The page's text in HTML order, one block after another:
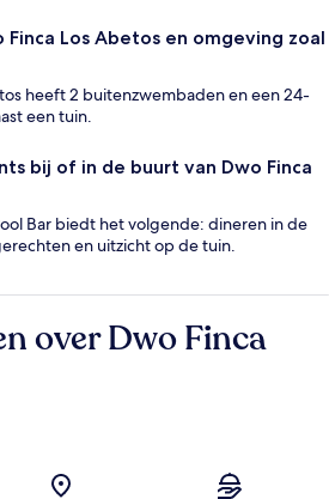
Finca Los Abetos en omgeving zoal
heeft 2 buitenzwembaden en een 24-
een tuin.
bij of in de buurt van Dwo Finca
Bar biedt het volgende: dineren in de
en uitzicht op de tuin.
over Dwo Finca